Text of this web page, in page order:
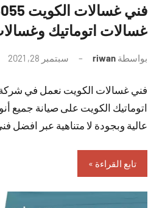
غسالات اتوماتيك
بواسطة riwan سبتمبر 28, 2021
فني غسالات الكويت نعمل في
اتوماتيك الكويت على صيانة جميع
عالية وبجودة لا متناهية عبر افضل
تابع القراءة